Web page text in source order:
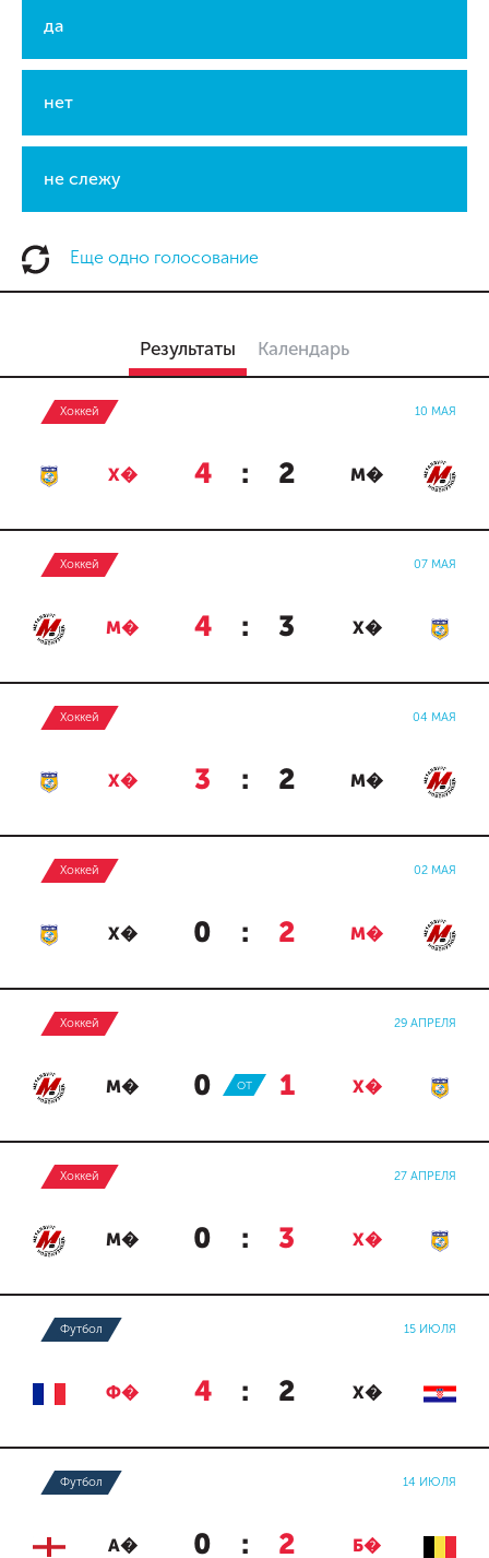
да
нет
не слежу
Еще одно голосование
Результаты Календарь
Хоккей 10 МАЯ
Х� 4 : 2 М�
Хоккей 07 МАЯ
М� 4 : 3 Х�
Хоккей 04 МАЯ
Х� 3 : 2 М�
Хоккей 02 МАЯ
Х� 0 : 2 М�
Хоккей 29 АПРЕЛЯ
М� 0 : 1 Х�
ОТ
Хоккей 27 АПРЕЛЯ
М� 0 : 3 Х�
Футбол 15 ИЮЛЯ
Ф� 4 : 2 Х�
Футбол 14 ИЮЛЯ
А� 0 : 2 Б�